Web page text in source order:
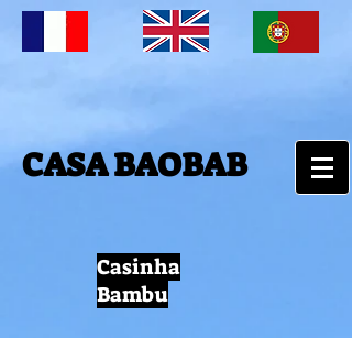
CASA BAOBAB
Casinha
Bambu